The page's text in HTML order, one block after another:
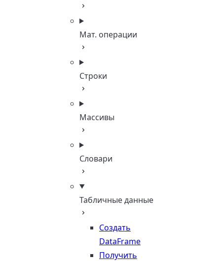
Мат. операции
Строки
Массивы
Словари
Табличные данные
Создать
DataFrame
Получить